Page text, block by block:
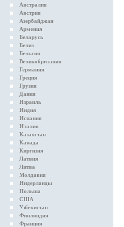
Австралия
Австрия
Азербайджан
Армения
Беларусь
Белиз
Бельгия
Великобритания
Германия
Греция
Грузия
Дания
Израиль
Индия
Испания
Италия
Казахстан
Канада
Киргизия
Латвия
Литва
Молдавия
Нидерланды
Польша
США
Узбекистан
Финляндия
Франция